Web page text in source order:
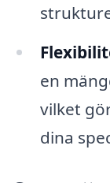
en
vilket
dina